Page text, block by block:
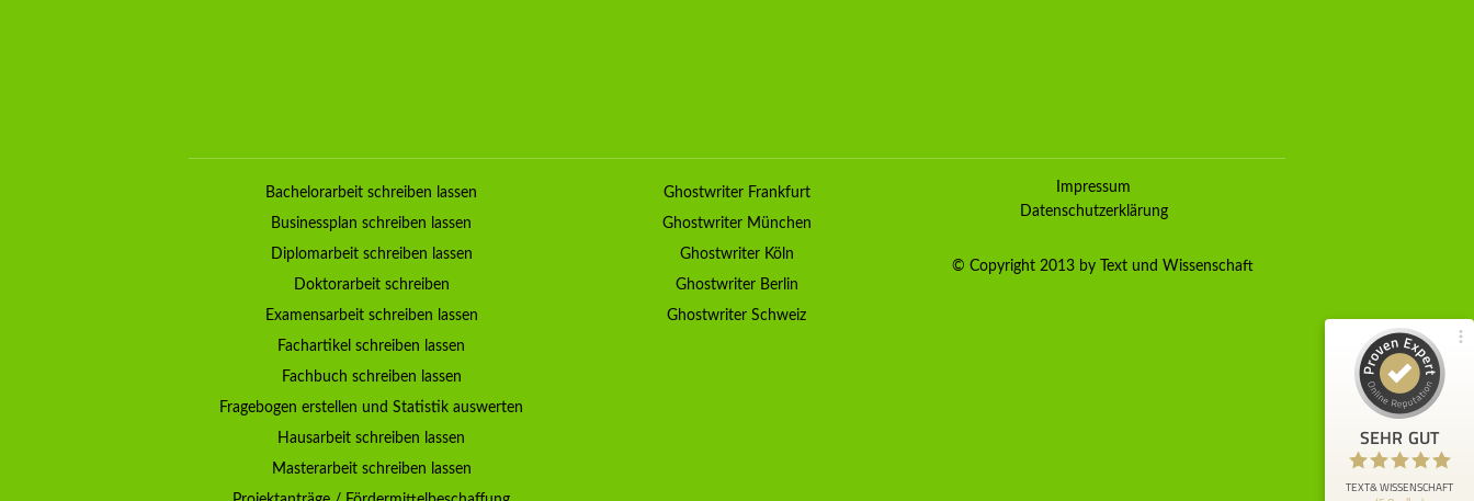
Bachelorarbeit schreiben lassen
Businessplan schreiben lassen
Diplomarbeit schreiben lassen
Doktorarbeit schreiben
Examensarbeit schreiben lassen
Fachartikel schreiben lassen
Fachbuch schreiben lassen
Fragebogen erstellen und Statistik auswerten
Hausarbeit schreiben lassen
Masterarbeit schreiben lassen
Ghostwriter Frankfurt
Ghostwriter München
Ghostwriter Köln
Ghostwriter Berlin
Ghostwriter Schweiz
Impressum
Datenschutzerklärung
© Copyright 2013 by Text und Wissenschaft
SEHR GUT
TEXT& WISSENSCHAFT
TEXT& WISSENSCHAFT
72
Bewertungen auf
ProvenExpert.com
Blick aufs ProvenExpert-Profil werfen
Anonym
5
Mir wurde TuW empfohlen. Ich habe nun